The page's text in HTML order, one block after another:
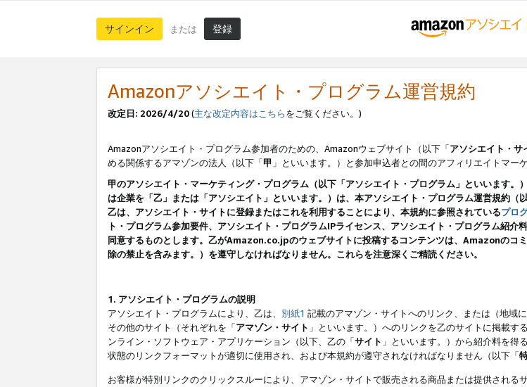
サインイン または 登録
Amazonアソシエイト・プログラム運営規約
改定日: 2026/4/20(主な改定内容はこちらをご覧ください。)
Amazonアソシエイト・プログラム参加者のための、Amazonウェブサイト（以下「アソシエイト・サ
める関係するアマゾンの法人（以下「甲 」といいます。）と参加申込者との間のアフィリエイトマー
甲のアソシエイト・マーケティング・プログラム（以下「アソシエイト・プログラム」といいます
は企業を「乙」または「アソシエイト」といいます。）は、本アソシエイト・プログラム運営規約（
乙は、アソシエイト・サイトに登録またはこれを利用することにより、本規約に参照されているプロ
ト・プログラム参加要件、アソシエイト・プログラムIPライセンス、アソシエイト・プログラム紹
同意するものとします。乙がAmazon.co.jpのウェブサイトに投稿するコンテンツは、Amazonのコ
除の禁止を含みます。）を遵守しなければなりません。これらを注意深くご精読ください。
1. アソシエイト・プログラムの説明
アソシエイト・プログラムにより、乙は、 別紙1 記載のアマゾン・サイトへのリンク、または（地域
その他のサイト（それぞれを「アマゾン・サイト 」といいます。）へのリンクを乙のサイトに掲載
ンライン・ソフトウェア・アプリケーション（以下、乙の「サイト 」といいます。）から紹介料を得
状態のリンクフォーマットが適切に使用され、および本規約が遵守されなければなりません（以下「
お客様が特別リンクのクリックスルーにより、アマゾン・サイトで販売される商品または提供される